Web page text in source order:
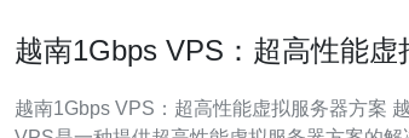
越南1Gbps VPS：超高性能虚
越南1Gbps VPS：超高性能虚拟服务器方案 越南1Gbps